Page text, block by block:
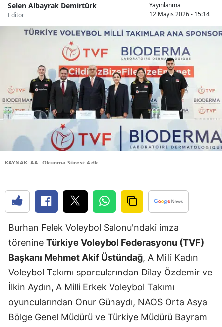
Burdur
Bursa
Çanakkale
Çankırı
Çorum
Diyarbakır
Eskişehir
Gaziantep
Gümüşhane
Selen Albayrak Demirtürk
Editör
Yayınlanma
12 Mayıs 2026 - 15:14
KAYNAK: AA Okunma Süresi: 4 dk
Burhan Felek Voleybol Salonu'ndaki imza
törenine Türkiye Voleybol Federasyonu (TVF)
Başkanı Mehmet Akif Üstündağ, A Milli Kadın
Voleybol Takımı sporcularından Dilay Özdemir ve
İlkin Aydın, A Milli Erkek Voleybol Takımı
oyuncularından Onur Günaydı, NAOS Orta Asya
Bölge Genel Müdürü ve Türkiye Müdürü Bayram